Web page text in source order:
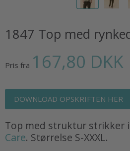
1847 Top med
Pris fra 167,80 DKK
DOWNLOAD OPSKRIFTEN HER
Top med struktur strikker i
Care. Størrelse S-XXXL.